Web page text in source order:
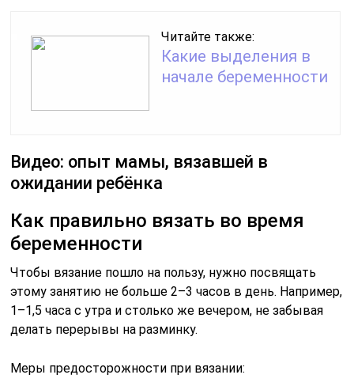
Читайте также:
Какие выделения в
начале беременности
Видео: опыт мамы, вязавшей в
ожидании ребёнка
Как правильно вязать во время
беременности
Чтобы вязание пошло на пользу, нужно посвящать
этому занятию не больше 2–3 часов в день. Например,
1–1,5 часа с утра и столько же вечером, не забывая
делать перерывы на разминку.
Меры предосторожности при вязании: